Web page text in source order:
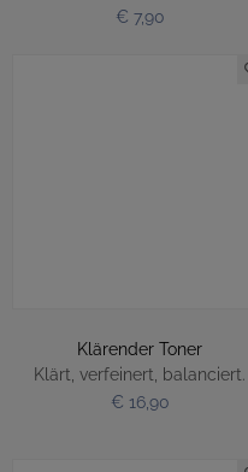
€ 7,90
Klärender Toner
Klärt, verfeinert, balanciert.
€ 16,90